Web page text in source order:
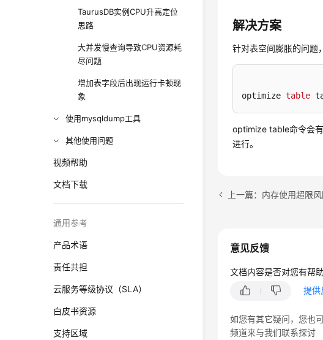
TaurusDB实例CPU升高定位
思路
大并发慢查询导致CPU资源耗
尽问题
增加表字段后出现运行卡顿现
象
使用mysqldump工具
其他使用问题
视频帮助
文档下载
通用参考
产品术语
责任共担
云服务等级协议（SLA）
白皮书资源
支持区域
解决方案
针对表空间膨胀的问题
optimize table
optimize table命令会
进行。
上一篇：内存使用超限
意见反馈
文档内容是否对您有帮助
提供
如您有其它疑问，您也
频道来与我们联系探讨